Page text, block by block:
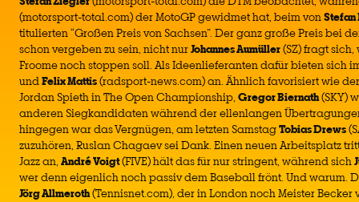
(motorsport-total.com) der MotoGP gewidmet hat, beim vonStefan
titulierten “Großen Preis von Sachsen”. Der ganz große Preis bei
schon vergeben zu sein, nicht nurJohannes Aumüller(SZ) fragt
Froome noch stoppen soll. Als Ideenlieferanten dafür bieten sich
undFelix Mattis(radsport-news.com) an. Ähnlich favorisiert wie
Jordan Spieth in The Open Championship, Gregor Biernath(SKY)
anderen Siegkandidaten während der ellenlangen Übertragungen
hingegen war das Vergnügen, am letzten SamstagTobias Drews
zuzuhören, Ruslan Chagaev sei Dank. Einen neuen Arbeitsplatz
Jazz an, André Voigt(FIVE) hält das für nur stringent, während sich
wer denn eigenlich noch passiv dem Baseball frönt. Und warum.
Jörg Allmeroth(Tennisnet.com), der in London noch Meister Becker